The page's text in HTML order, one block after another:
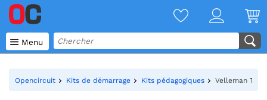
 Menu
Opencircuit Kits de démarrage Kits pédagogiques Velleman